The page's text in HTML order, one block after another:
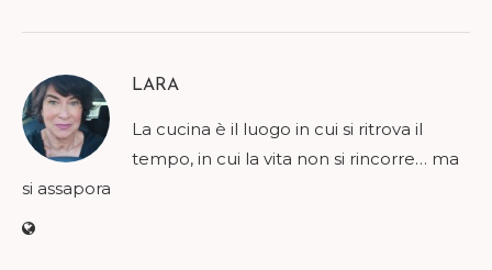
LARA
La cucina è il luogo in cui si ritrova il
tempo, in cui la vita non si rincorre… ma
si assapora